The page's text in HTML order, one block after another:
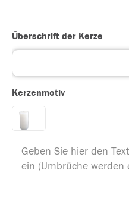
Überschrift der Kerze
Kerzenmotiv